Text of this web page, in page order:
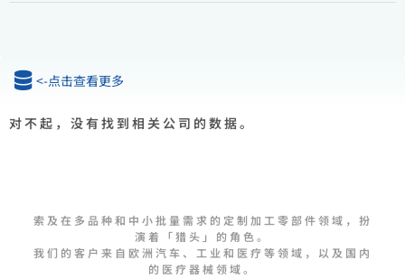
<-点击查看更多
对不起，没有找到相关公司的数据。
索及在多品种和中小批量需求的定制加工零部件领域，扮
演着「猎头」的角色。
我们的客户来自欧洲汽车、工业和医疗等领域，以及国内
的医疗器械领域。